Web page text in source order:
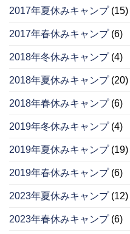
2017年夏休みキャンプ(15)
2017年春休みキャンプ(6)
2018年冬休みキャンプ(4)
2018年夏休みキャンプ(20)
2018年春休みキャンプ(6)
2019年冬休みキャンプ(4)
2019年夏休みキャンプ(19)
2019年春休みキャンプ(6)
2023年夏休みキャンプ(12)
2023年春休みキャンプ(6)